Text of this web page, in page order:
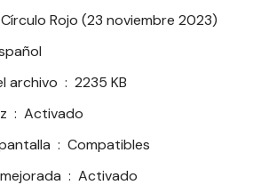
Círculo Rojo (23 noviembre 2023)
Tamaño del archivo ‏ : ‎2235 KB
Texto a voz ‏ : ‎Activado
Lector de pantalla ‏ : ‎Compatibles
Tipografía mejorada ‏ : ‎Activado